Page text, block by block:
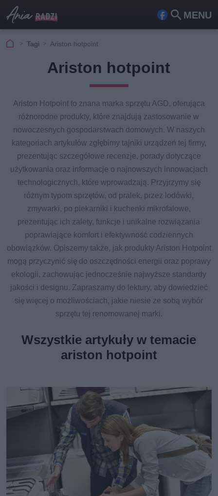
MENU
Fa Szu
Tagi Ariston hotpoint
Ariston hotpoint
Ariston Hotpoint to znana marka sprzętu AGD, oferująca
różnorodne produkty, które znajdują zastosowanie w
nowoczesnych gospodarstwach domowych. W naszych
kategoriach artykułów zgłębimy tajniki urządzeń tej firmy,
prezentując szczegółowe recenzje, porady dotyczące
użytkowania oraz informacje o najnowszych innowacjach
technologicznych, które wprowadzają. Przyjrzymy się
różnym typom sprzętów, od pralek, przez lodówki,
zmywarki, po piekarniki i kuchenki mikrofalowe,
prezentując ich zalety, funkcje i unikalne rozwiązania
poprawiające komfort i efektywność codziennych
obowiązków. Opiszemy także, jak produkty Ariston Hotpoint
mogą przyczynić się do oszczędności energii oraz poprawy
ekologii, zachowując jednocześnie najwyższe standardy
jakości i designu. Zapraszamy do lektury, aby dowiedzieć
się więcej o możliwościach, jakie niesie ze sobą wybór
sprzętu tej renomowanej marki.
Wszystkie artykuły w temacie
ariston hotpoint